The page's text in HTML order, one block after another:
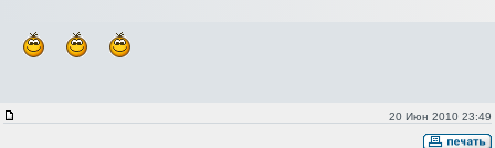
20 Июн 2010 23:49